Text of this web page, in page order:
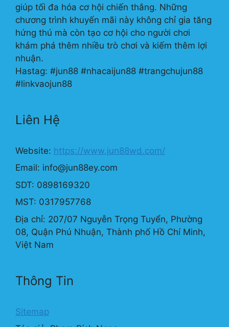
giúp tối đa hóa cơ hội chiến thắng. Những
chương trình khuyến mãi này không chỉ gia tăng
hứng thú mà còn tạo cơ hội cho người chơi
khám phá thêm nhiều trò chơi và kiếm thêm lợi
nhuận.
Hastag: #jun88 #nhacaijun88 #trangchujun88
#linkvaojun88
Liên Hệ
Website: https://www.jun88wd.com/
Email: info@jun88ey.com
SDT: 0898169320
MST: 0317957768
Địa chỉ: 207/07 Nguyễn Trọng Tuyển, Phường
08, Quận Phú Nhuận, Thành phố Hồ Chí Minh,
Việt Nam
Thông Tin
Sitemap